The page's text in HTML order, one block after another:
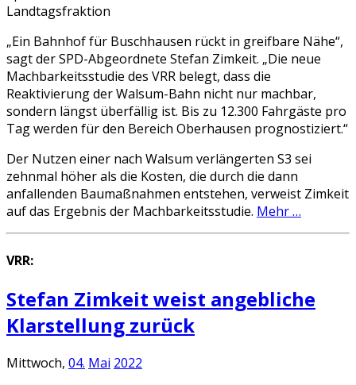
Landtagsfraktion
„Ein Bahnhof für Buschhausen rückt in greifbare Nähe“,
sagt der SPD-Abgeordnete Stefan Zimkeit. „Die neue
Machbarkeitsstudie des VRR belegt, dass die
Reaktivierung der Walsum-Bahn nicht nur machbar,
sondern längst überfällig ist. Bis zu 12.300 Fahrgäste pro
Tag werden für den Bereich Oberhausen prognostiziert.“
Der Nutzen einer nach Walsum verlängerten S3 sei
zehnmal höher als die Kosten, die durch die dann
anfallenden Baumaßnahmen entstehen, verweist Zimkeit
auf das Ergebnis der Machbarkeitsstudie. Mehr …
VRR:
Stefan Zimkeit weist angebliche
Klarstellung zurück
Mittwoch, 04. Mai 2022